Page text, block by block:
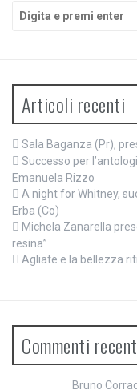
Articoli recenti
Sala Baganza (Pr),
Successo per
Emanuela Rizzo
A night for Whitney,
Erba (Co)
Michela Zanarella
resina”
Agliate e la bellezza
Commenti
Bruno